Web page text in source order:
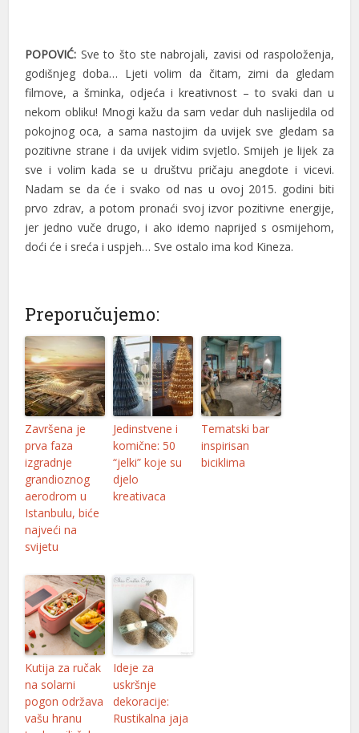
POPOVIĆ: Sve to što ste nabrojali, zavisi od raspoloženja,
godišnjeg doba… Ljeti volim da čitam, zimi da gledam
filmove, a šminka, odjeća i kreativnost – to svaki dan u
nekom obliku! Mnogi kažu da sam vedar duh naslijedila od
pokojnog oca, a sama nastojim da uvijek sve gledam sa
pozitivne strane i da uvijek vidim svjetlo. Smijeh je lijek za
sve i volim kada se u društvu pričaju anegdote i vicevi.
Nadam se da će i svako od nas u ovoj 2015. godini biti
prvo zdrav, a potom pronaći svoj izvor pozitivne energije,
jer jedno vuče drugo, i ako idemo naprijed s osmijehom,
doći će i sreća i uspjeh… Sve ostalo ima kod Kineza.
Preporučujemo:
Završena je
prva faza
izgradnje
grandioznog
aerodrom u
Istanbulu, biće
najveći na
svijetu
Jedinstvene i
komične: 50
“jelki” koje su
djelo
kreativaca
Tematski bar
inspirisan
biciklima
Kutija za ručak
na solarni
pogon održava
vašu hranu
Ideje za
uskršnje
dekoracije:
Rustikalna jaja